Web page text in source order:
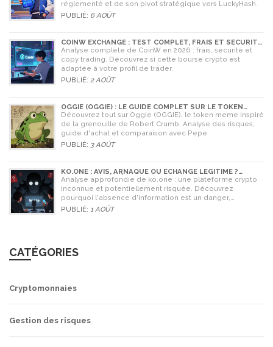
réglementé et de son pivot stratégique vers LuckyHash.
PUBLIÉ: 6 AOÛT
COINW EXCHANGE : TEST COMPLET, FRAIS ET SÉCURITÉ
EN 2026
Analyse complète de CoinW en 2026 : frais, sécurité et
copy trading. Découvrez si cette bourse crypto est
adaptée à votre profil de trader.
PUBLIÉ: 2 AOÛT
OGGIE (OGGIE) : LE GUIDE COMPLET SUR LE TOKEN
MEME DE LA GRENOUILLE
Découvrez tout sur Oggie (OGGIE), le token meme inspiré
de la grenouille de Robert Crumb. Analyse des risques,
guide d'achat et comparaison avec Pepe.
PUBLIÉ: 3 AOÛT
KO.ONE : AVIS, ARNAQUE OU ÉCHANGE LÉGITIME ?
ANALYSE COMPLÈTE
Analyse approfondie de ko.one : une plateforme crypto
inconnue et potentiellement risquée. Découvrez
pourquoi l'absence d'information est un danger,
comparez avec Coinone et apprenez à vérifier la sécurité
PUBLIÉ: 1 AOÛT
CATÉGORIES
Cryptomonnaies
Gestion des risques